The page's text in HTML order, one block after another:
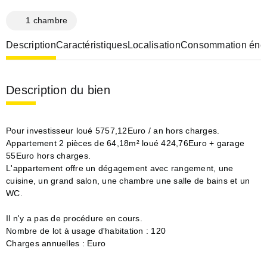
1 chambre
DescriptionCaractéristiquesLocalisationConsommation
Description du bien
Pour investisseur loué 5757,12Euro / an hors charges.
Appartement 2 pièces de 64,18m² loué 424,76Euro + garage
55Euro hors charges.
L'appartement offre un dégagement avec rangement, une
cuisine, un grand salon, une chambre une salle de bains et un
WC.
Il n'y a pas de procédure en cours.
Nombre de lot à usage d'habitation : 120
Charges annuelles : Euro